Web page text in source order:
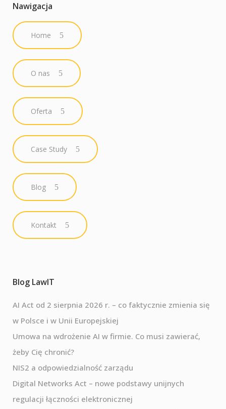
Nawigacja
Home
O nas
Oferta
Case Study
Blog
Kontakt
Blog LawIT
AI Act od 2 sierpnia 2026 r. – co faktycznie zmienia się
w Polsce i w Unii Europejskiej
Umowa na wdrożenie AI w firmie. Co musi zawierać,
żeby Cię chronić?
NIS2 a odpowiedzialność zarządu
Digital Networks Act – nowe podstawy unijnych
regulacji łączności elektronicznej